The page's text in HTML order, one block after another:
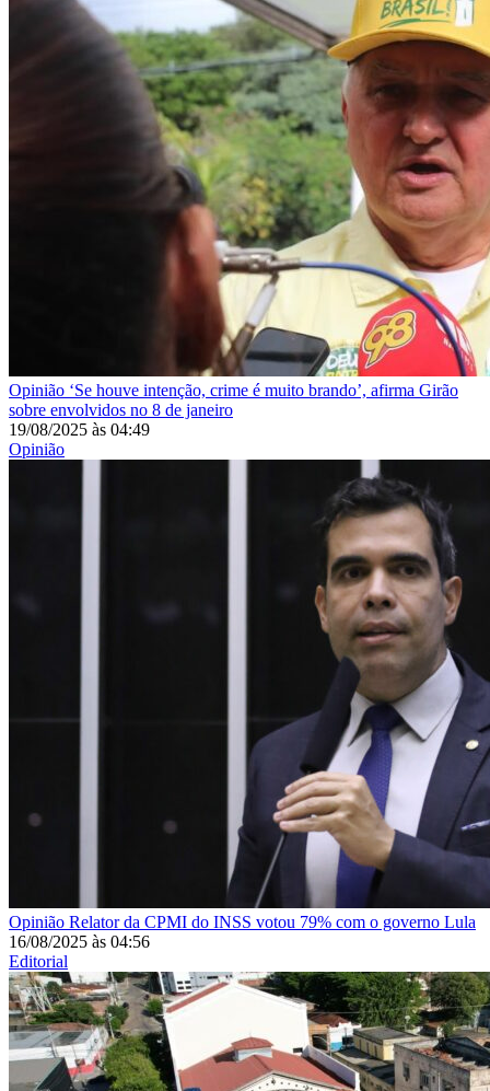
Opinião ‘Se houve intenção, crime é muito brando’, afirma Girão
sobre envolvidos no 8 de janeiro
19/08/2025 às 04:49
Opinião
Opinião Relator da CPMI do INSS votou 79% com o governo Lula
16/08/2025 às 04:56
Editorial